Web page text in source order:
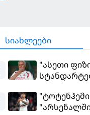
სიახლეები
"ასეთი
"რეალის"
გააკრიტიკა